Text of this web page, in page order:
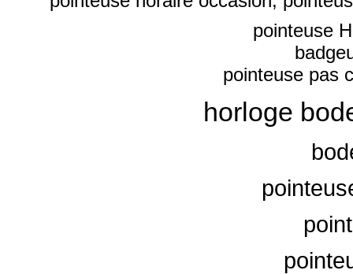
pointeuse
pointeuse pas
horloge